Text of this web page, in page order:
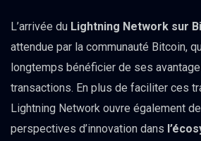
L’arrivée du Lightning Network sur
attendue par la communauté Bitcoin,
longtemps bénéficier de ses
transactions. En plus de faciliter ces
Lightning Network ouvre également
perspectives d’innovation dans